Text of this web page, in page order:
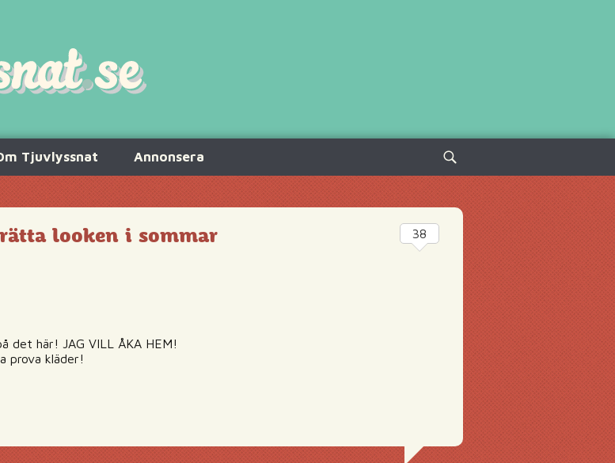
Tjuvlyssnat Annonsera
Sök
efter:
looken i sommar
det här! JAG VILL ÅKA HEM!
prova kläder!
38